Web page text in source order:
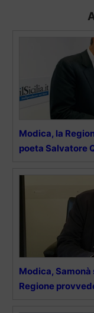
Modica, la
poeta Salvatore
Modica, Samonà
Regione